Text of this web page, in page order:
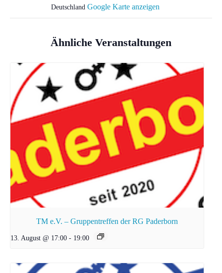
Deutschland Google Karte anzeigen
Ähnliche Veranstaltungen
TM e.V. – Gruppentreffen der RG Paderborn
13. August @ 17:00 - 19:00